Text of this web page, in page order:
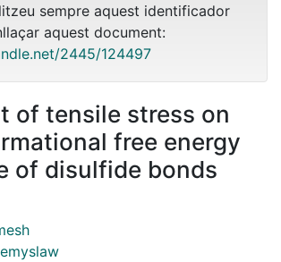
sempre aquest identificador
aquest document:
2445/124497
of tensile stress on
free energy
of disulfide bonds